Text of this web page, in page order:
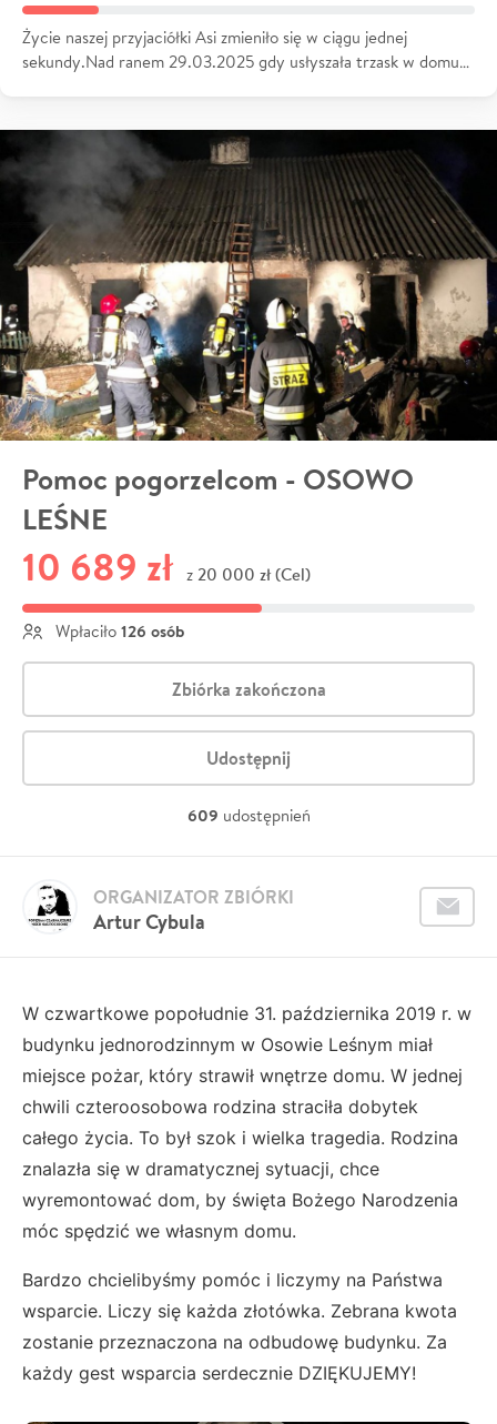
Życie naszej przyjaciółki Asi zmieniło się w ciągu jednej
sekundy.Nad ranem 29.03.2025 gdy usłyszała trzask w domu…
Pomoc pogorzelcom - OSOWO
LEŚNE
10 689 zł z 20 000 zł (Cel)
Wpłaciło 126 osób
Zbiórka zakończona
Udostępnij
609 udostępnień
Artur Cybula
ORGANIZATOR ZBIÓRKI
W czwartkowe popołudnie 31. października 2019 r. w
budynku jednorodzinnym w Osowie Leśnym miał
miejsce pożar, który strawił wnętrze domu. W jednej
chwili czteroosobowa rodzina straciła dobytek
całego życia. To był szok i wielka tragedia. Rodzina
znalazła się w dramatycznej sytuacji, chce
wyremontować dom, by święta Bożego Narodzenia
móc spędzić we własnym domu.
Bardzo chcielibyśmy pomóc i liczymy na Państwa
wsparcie. Liczy się każda złotówka. Zebrana kwota
zostanie przeznaczona na odbudowę budynku. Za
każdy gest wsparcia serdecznie DZIĘKUJEMY!